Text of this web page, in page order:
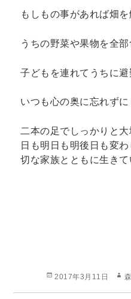
もしもの事があれば畑を
うちの野菜や果物を全部
子どもを連れてうちに避
いつも心の奥に忘れずに
二本の足でしっかりと
日も明日も明後日も変
切な家族とともに生きて
投
2017年3月11日
作